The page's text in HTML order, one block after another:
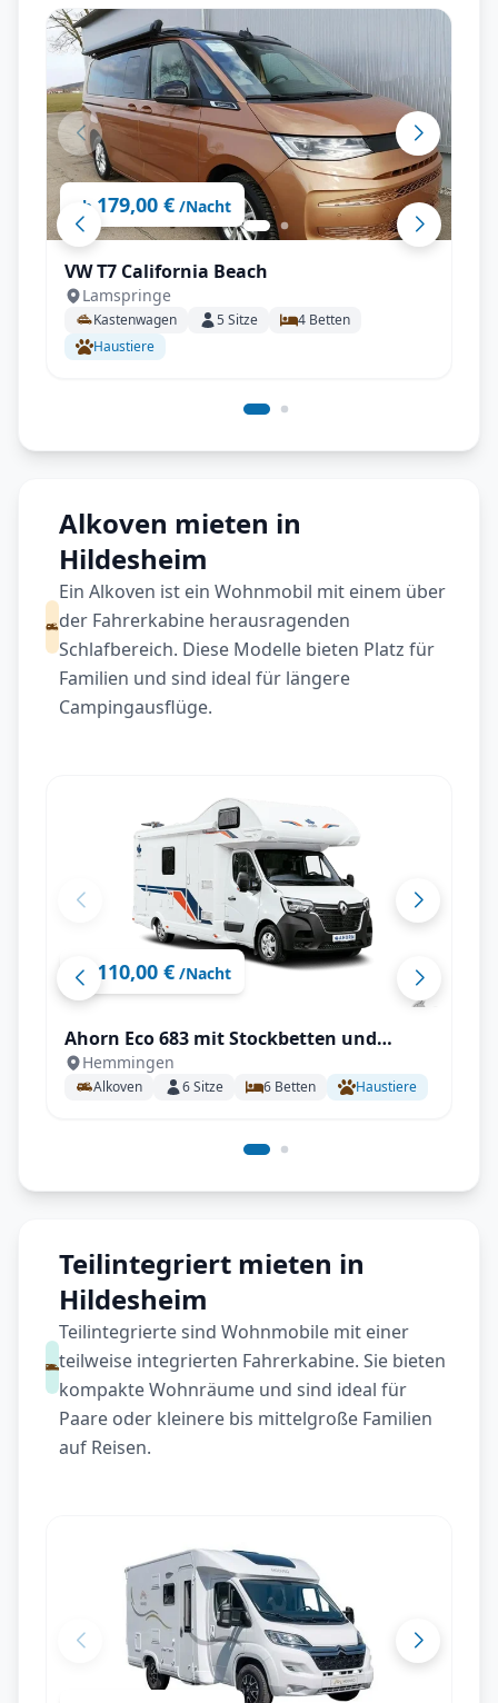
ab 179,00 € /Nacht
VW T7 California Beach
Lamspringe
Kastenwagen 5Sitze 4 Betten
Haustiere
Alkoven mieten in
Hildesheim
Ein Alkoven ist ein Wohnmobil mit einem über
der Fahrerkabine herausragenden
Schlafbereich. Diese Modelle bieten Platz für
Familien und sind ideal für längere
Campingausflüge.
ab 110,00 € /Nacht
Ahorn Eco 683 mit Stockbetten und
Doppelbett für 6 Personen
Hemmingen
Alkoven 6Sitze 6 Betten Haustiere
Teilintegriert mieten in
Hildesheim
Teilintegrierte sind Wohnmobile mit einer
teilweise integrierten Fahrerkabine. Sie bieten
kompakte Wohnräume und sind ideal für
Paare oder kleinere bis mittelgroße Familien
auf Reisen.